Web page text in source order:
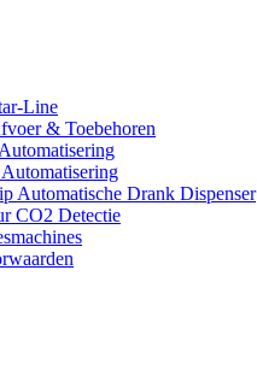
Line
& Toebehoren
Automatische Drank Dispenser
CO2 Detectie